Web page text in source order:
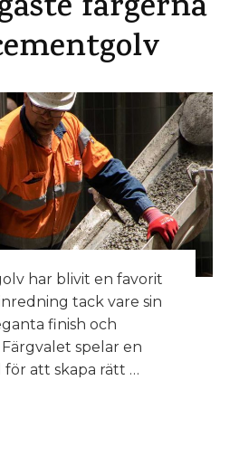
har blivit en favorit
tack vare sin
finish och
spelar en
att skapa rätt …